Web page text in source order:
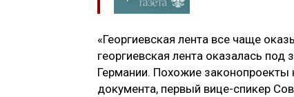
«Георгиевская лента все чаще
георгиевская лента оказалась
Германии. Похожие
документа, первый вице-спикер